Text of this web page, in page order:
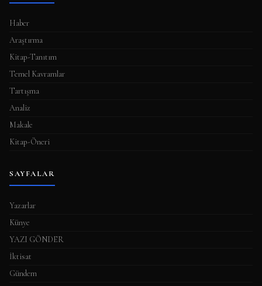
Haber
Araştırma
Kitap-Tanıtım
Temel Kavramlar
Tartışma
Analiz
Makale
Kitap-Öneri
SAYFALAR
Yazarlar
Künye
YAZI GÖNDER
İktisat
Gündem